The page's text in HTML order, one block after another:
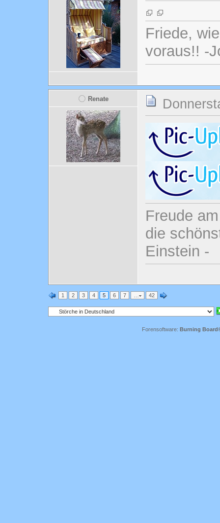
Friede,
voraus!! -
Renate
Freude
die
Einstein -
1 2 3 4 5 6 7 42
Forensoftware: Burning